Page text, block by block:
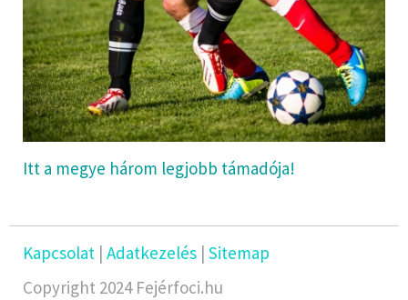
Itt a megye három legjobb támadója!
Kapcsolat | Adatkezelés | Sitemap
Copyright 2024 Fejérfoci.hu